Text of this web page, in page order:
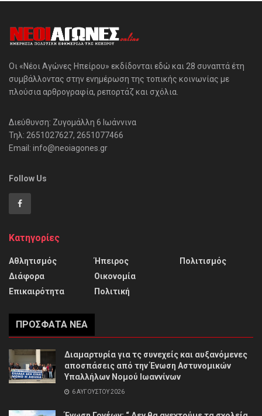
Οι «Νέοι Αγώνες Ηπείρου» εκδίδονται εδώ και 28 συναπτά έτη
συμβάλλοντας στην ενημέρωση της τοπικής κοινωνίας με
πλούσια αρθρογραφία, ρεπορτάζ και σχόλια.
Διεύθυνση: Ζυγομάλλη 6 Ιωάννινα
Τηλ: 2651027627, 2651077466
Email: info@neoiagones.gr
Follow Us
Κατηγορίες
Αθλητισμός
Διάφορα
Επικαιρότητα
Ήπειρος
Οικονομία
Πολιτική
Πολιτισμός
ΠΡΌΣΦΑΤΑ ΝΈΑ
Διαμαρτυρία για τς συνεχείς και αυξανόμενες
αποσπάσεις από την Ένωση Αστυνομικών
Υπαλλήλων Νομού Ιωαννίνων
6 ΑΥΓΟΎΣΤΟΥ 2026